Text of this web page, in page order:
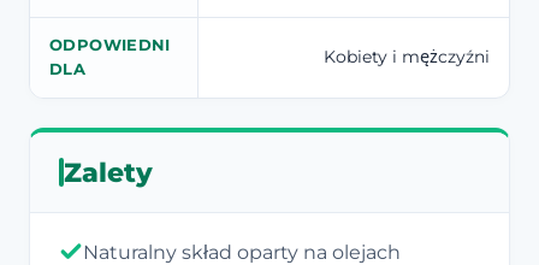
ODPOWIEDNI
DLA
Kobiety i mężczyźni
Zalety
Naturalny skład oparty na olejach